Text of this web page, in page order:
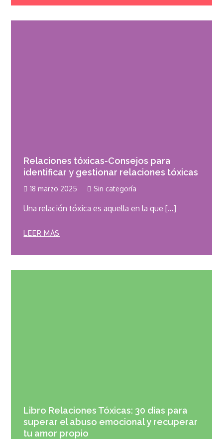
Relaciones tóxicas-Consejos para
identificar y gestionar relaciones tóxicas
18 marzo 2025 Sin categoría
Una relación tóxica es aquella en la que […]
LEER MÁS
Libro Relaciones Tóxicas: 30 días para
superar el abuso emocional y recuperar
tu amor propio